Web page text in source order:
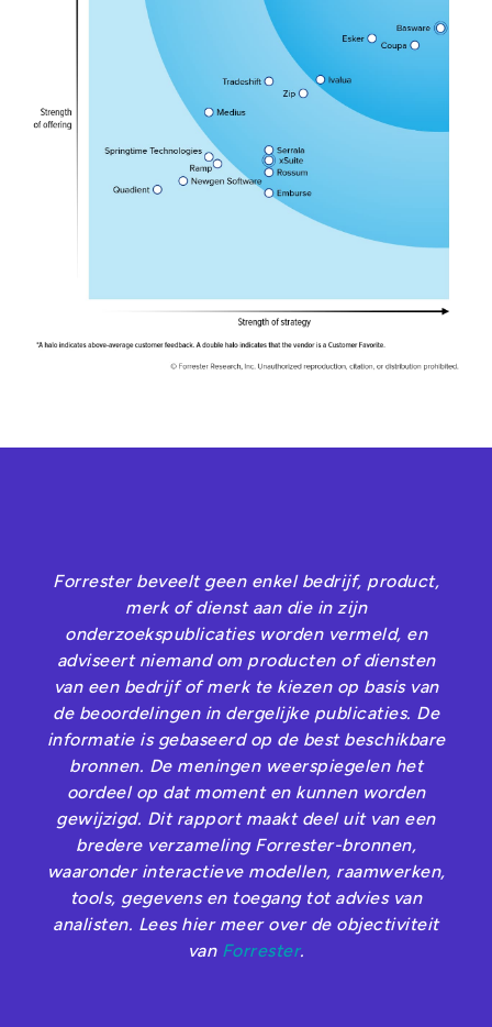
Forrester beveelt geen enkel bedrijf, product,
merk of dienst aan die in zijn
onderzoekspublicaties worden vermeld, en
adviseert niemand om producten of diensten
van een bedrijf of merk te kiezen op basis van
de beoordelingen in dergelijke publicaties. De
informatie is gebaseerd op de best beschikbare
bronnen. De meningen weerspiegelen het
oordeel op dat moment en kunnen worden
gewijzigd. Dit rapport maakt deel uit van een
bredere verzameling Forrester-bronnen,
waaronder interactieve modellen, raamwerken,
tools, gegevens en toegang tot advies van
analisten. Lees hier meer over de objectiviteit
van Forrester.